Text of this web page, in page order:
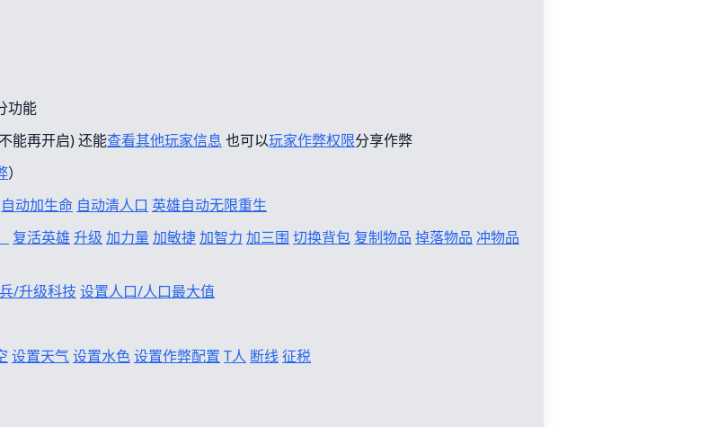
功能
能再开启) 还能查看其他玩家信息 也可以玩家作弊权限分享作弊
）
自动加生命 自动清人口 英雄自动无限重生
复活英雄 升级 加力量 加敏捷加智力 加三围 切换背包 复制物品 掉落物品 冲物品
/升级科技 设置人口/人口最大值
设置天气设置水色设置作弊配置 T人 断线征税